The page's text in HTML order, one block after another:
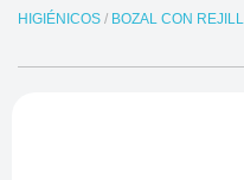
HIGIÉNICOS/ BOZAL CON